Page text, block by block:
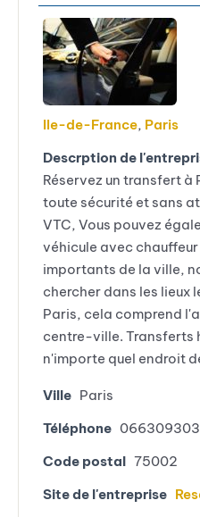
Ile-de-France, Paris
Descrption de
Réservez un transfert à
toute sécurité et sans
VTC, Vous pouvez
véhicule avec
importants de la ville,
chercher dans les lieux
Paris, cela comprend
centre-ville. Transferts
n'importe quel endroit
Ville Paris
Téléphone
Code postal 75002
Site de l'entreprise